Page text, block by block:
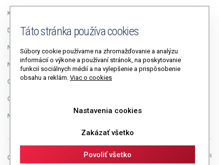
Kariéra
Duálne vzdelávanie
Napísali o nás
Napíšte riaditeľovi
GDPR
Cookies
Nastavenia cookies
Copyright © 2026 Autopolis, a.s.
Táto stránka používa cookies
Súbory cookie používame na zhromažďovanie a analýzu
informácií o výkone a používaní stránok, na poskytovanie
funkcií sociálnych médií a na vylepšenie a prispôsobenie
obsahu a reklám. Viac o cookies
Nastavenia cookies
Zakázať všetko
Povoliť všetko